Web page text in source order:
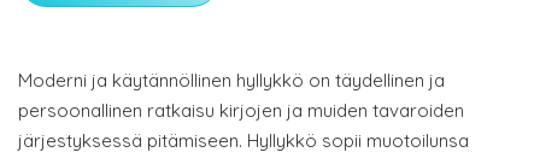
Moderni ja käytännöllinen hyllykkö on täydellinen ja
persoonallinen ratkaisu kirjojen ja muiden tavaroiden
järjestyksessä pitämiseen. Hyllykkö sopii muotoilunsa